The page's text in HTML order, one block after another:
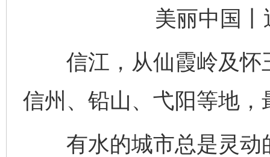
美丽中国
信江，从仙霞岭及怀
信州、铅山、弋阳等地
有水的城市总是灵动